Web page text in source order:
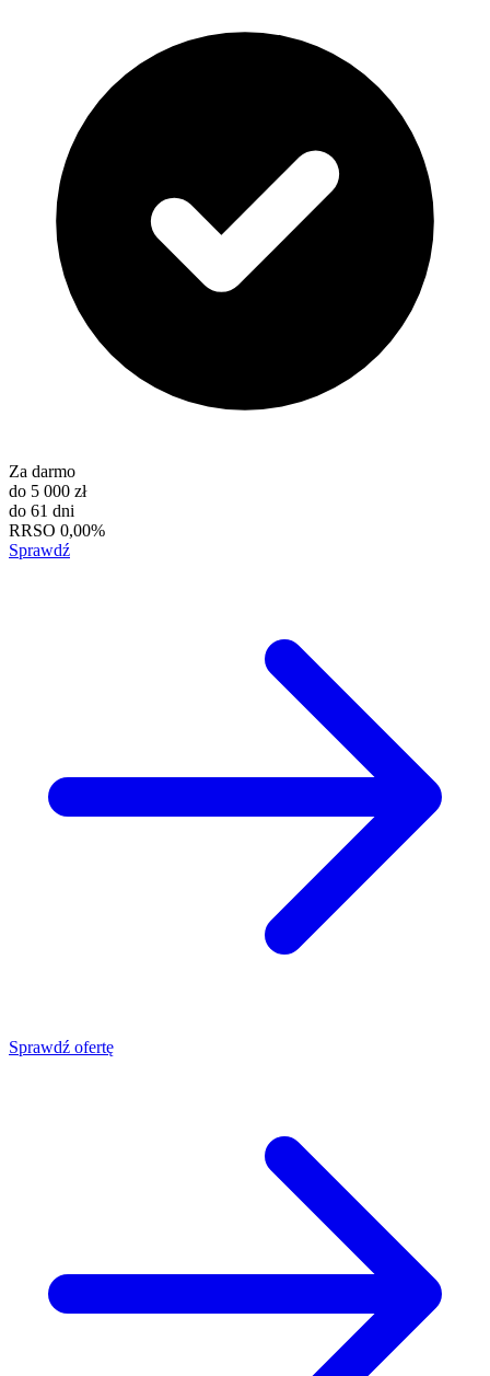
Za darmo
do 5 000 zł
do 61 dni
RRSO 0,00%
Sprawdź
Sprawdź ofertę